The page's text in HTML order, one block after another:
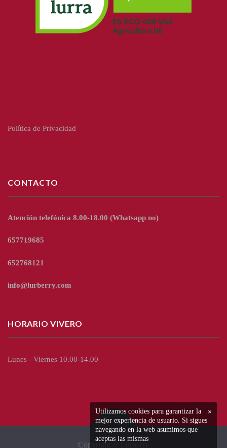
Política de Privacidad
CONTACTO
Atención telefónica 8.00-18.00 (Whatsapp no)
657719685
652768121
info@lurberry.com
HORARIO VIVERO
Lunes - Viernes 10.00-14.00
Copyright © Lurberry
×
Utilizamos cookies para garantizar la
mejor experiencia de usuario. Si sigues
navegando en la web asumimos que
aceptas las mismas